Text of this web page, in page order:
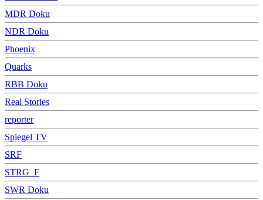
MDR Doku
NDR Doku
Phoenix
Quarks
RBB Doku
Real Stories
reporter
Spiegel TV
SRF
STRG_F
SWR Doku